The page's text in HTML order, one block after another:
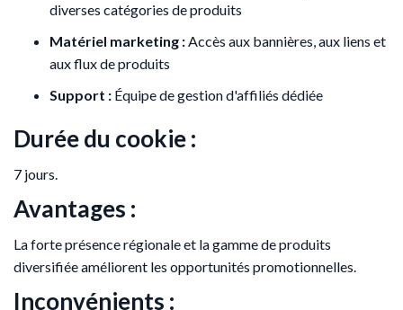
diverses catégories de produits
Matériel marketing :Accès aux bannières, aux liens et
aux flux de produits
Support : Équipe de gestion d'affiliés dédiée
Durée du cookie :
7 jours.
Avantages :
La forte présence régionale et la gamme de produits
diversifiée améliorent les opportunités promotionnelles.
Inconvénients :